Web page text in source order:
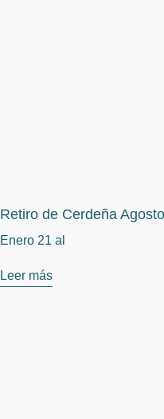
Retiro de Cerdeña
Enero 21 al
Leer más